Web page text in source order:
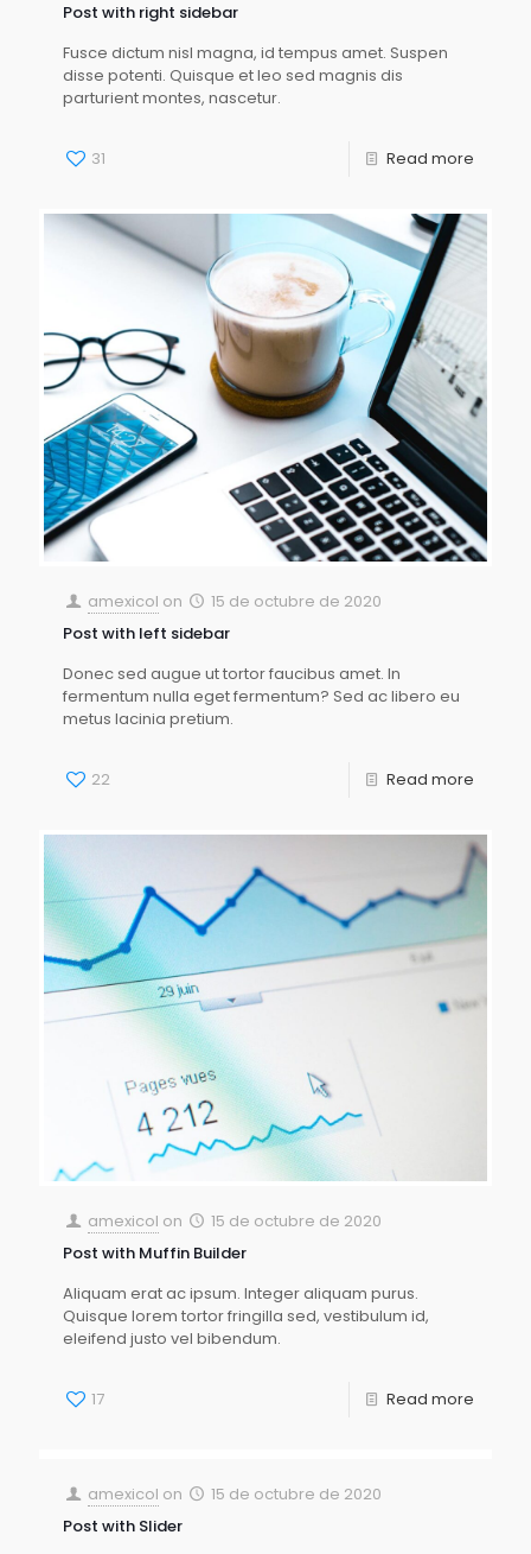
Post with right sidebar
Fusce dictum nisl magna, id tempus amet. Suspen
disse potenti. Quisque et leo sed magnis dis
parturient montes, nascetur.
31 Read more
amexicol on
15 de octubre de 2020
Post with left sidebar
Donec sed augue ut tortor faucibus amet. In
fermentum nulla eget fermentum? Sed ac libero eu
metus lacinia pretium.
22 Read more
amexicol on
15 de octubre de 2020
Post with Muffin Builder
Aliquam erat ac ipsum. Integer aliquam purus.
Quisque lorem tortor fringilla sed, vestibulum id,
eleifend justo vel bibendum.
17 Read more
amexicol on
15 de octubre de 2020
Post with Slider